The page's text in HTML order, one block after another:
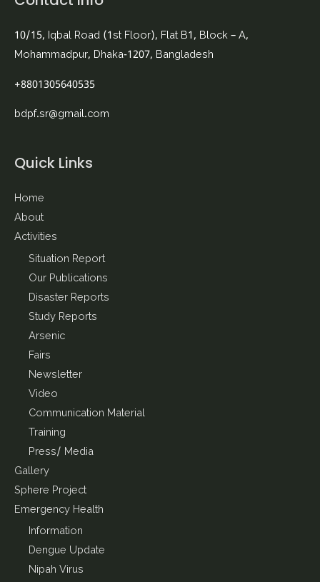
10/15, Iqbal Road (1st Floor), Flat B1, Block – A,
Mohammadpur, Dhaka-1207, Bangladesh
+8801305640535
bdpf.sr@gmail.com
Quick Links
Home
About
Activities
Situation Report
Our Publications
Disaster Reports
Study Reports
Arsenic
Fairs
Newsletter
Video
Communication Material
Training
Press/ Media
Gallery
Sphere Project
Emergency Health
Information
Dengue Update
Nipah Virus